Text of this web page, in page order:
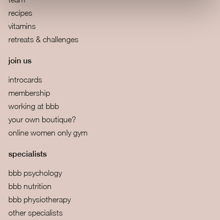
recipes
vitamins
retreats & challenges
join us
introcards
membership
working at bbb
your own boutique?
online women only gym
specialists
bbb psychology
bbb nutrition
bbb physiotherapy
other specialists